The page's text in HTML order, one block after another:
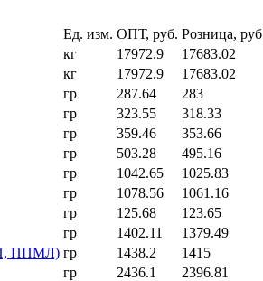
Ед. изм. ОПТ, руб. Розница,
кг 17972.9
17683.02
кг 17972.9
17683.02
гр 287.64
283
гр 323.55
318.33
гр 359.46
353.66
гр 503.28
495.16
гр 1042.65
1025.83
гр 1078.56
1061.16
гр 125.68
123.65
гр 1402.11
1379.49
ППМЛ) гр 1438.2
1415
гр 2436.1
2396.81